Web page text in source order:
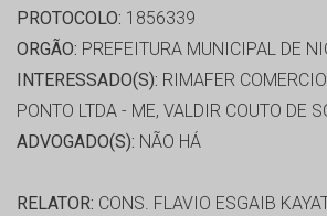
PROTOCOLO: 1856339
ORGÃO: PREFEITURA MUNICIPAL DE
INTERESSADO(S): RIMAFER
PONTO LTDA - ME, VALDIR COUTO DE
ADVOGADO(S): NÃO HÁ
RELATOR: CONS. FLAVIO ESGAIB